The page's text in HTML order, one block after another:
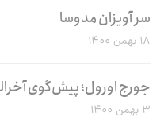
سر آویزان مدوسا
۱۸ بهمن ۱۴۰۰
جورج اورول؛ پیش‌گوی
۳ بهمن ۱۴۰۰